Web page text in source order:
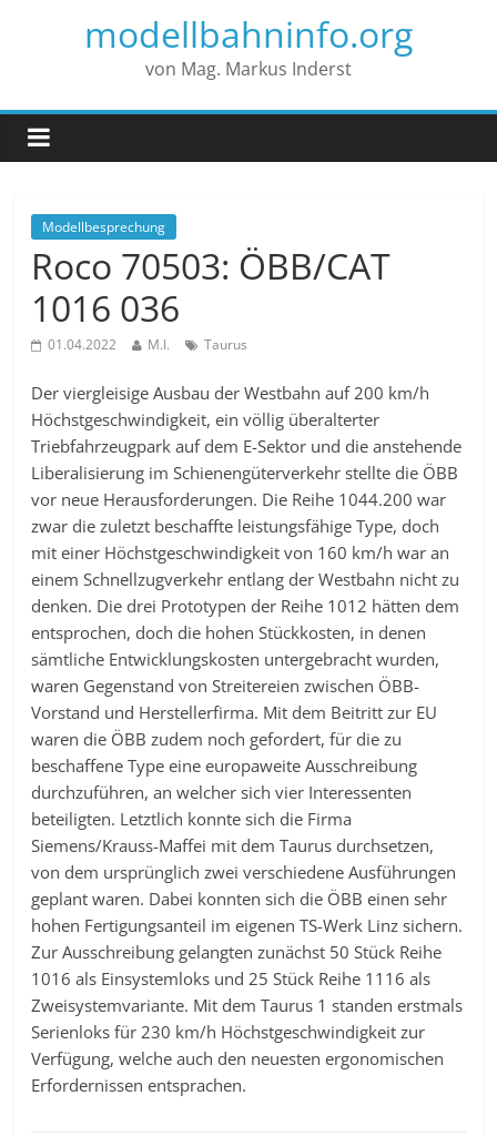
modellbahninfo.org
von Mag. Markus Inderst
Modellbesprechung
Roco 70503: ÖBB/CAT
1016 036
01.04.2022 M.I. Taurus
Der viergleisige Ausbau der Westbahn auf 200 km/h
Höchstgeschwindigkeit, ein völlig überalterter
Triebfahrzeugpark auf dem E-Sektor und die anstehende
Liberalisierung im Schienengüterverkehr stellte die ÖBB
vor neue Herausforderungen. Die Reihe 1044.200 war
zwar die zuletzt beschaffte leistungsfähige Type, doch
mit einer Höchstgeschwindigkeit von 160 km/h war an
einem Schnellzugverkehr entlang der Westbahn nicht zu
denken. Die drei Prototypen der Reihe 1012 hätten dem
entsprochen, doch die hohen Stückkosten, in denen
sämtliche Entwicklungskosten untergebracht wurden,
waren Gegenstand von Streitereien zwischen ÖBB-
Vorstand und Herstellerfirma. Mit dem Beitritt zur EU
waren die ÖBB zudem noch gefordert, für die zu
beschaffene Type eine europaweite Ausschreibung
durchzuführen, an welcher sich vier Interessenten
beteiligten. Letztlich konnte sich die Firma
Siemens/Krauss-Maffei mit dem Taurus durchsetzen,
von dem ursprünglich zwei verschiedene Ausführungen
geplant waren. Dabei konnten sich die ÖBB einen sehr
hohen Fertigungsanteil im eigenen TS-Werk Linz sichern.
Zur Ausschreibung gelangten zunächst 50 Stück Reihe
1016 als Einsystemloks und 25 Stück Reihe 1116 als
Zweisystemvariante. Mit dem Taurus 1 standen erstmals
Serienloks für 230 km/h Höchstgeschwindigkeit zur
Verfügung, welche auch den neuesten ergonomischen
Erfordernissen entsprachen.